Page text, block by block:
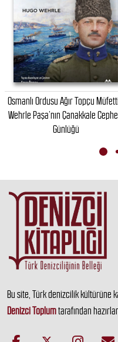
Osmanlı Ordusu Ağır Topçu
Wehrle Paşa’nın Çanakkale
Günlüğü
Bu site, Türk denizcilik kültürüne
Denizci Toplumtarafından